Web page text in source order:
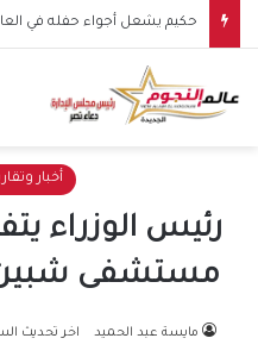
أخبار
رئيس الوزراء
مستشفى شبين
مايسة عبد الحميد اخر تحديث السبت, 13 ديسمبر